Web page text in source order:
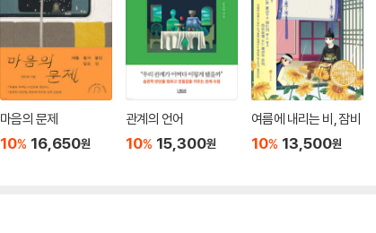
마음의 문제
10% 16,650원
관계의 언어
10% 15,300원
여름에 내리는 비, 잠비
10% 13,500원